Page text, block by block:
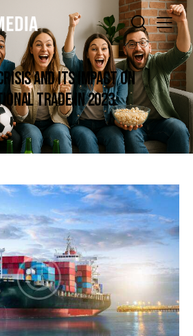
AND ITS IMPACT ON
TRADE IN 2023